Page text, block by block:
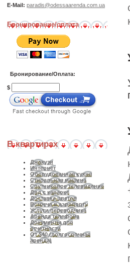
E-Mail: paradis@odessaarenda.com.ua
Бронирование/оплата
Бронирование/Оплата:
$
В квартирах
Джакузи
Интернет
Оборудованная кухня
Стиральная машина
Спутниковое телевидение
Двд с караоке
Доставка цветов
Встреча в аэропорту
Услуги переводчика
Аренда телефона
Документы для
отчетности
От $40 (долгосрочная
аренда)